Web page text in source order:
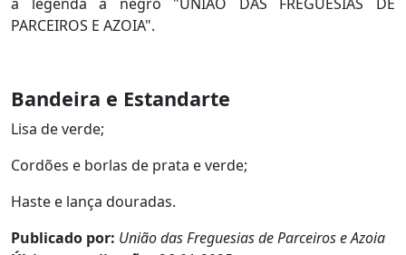
PARCEIROS E AZOIA".
Bandeira e Estandarte
Lisa de verde;
Cordões e borlas de prata e verde;
Haste e lança douradas.
Publicado por: União das Freguesias de Parceiros e Azoia